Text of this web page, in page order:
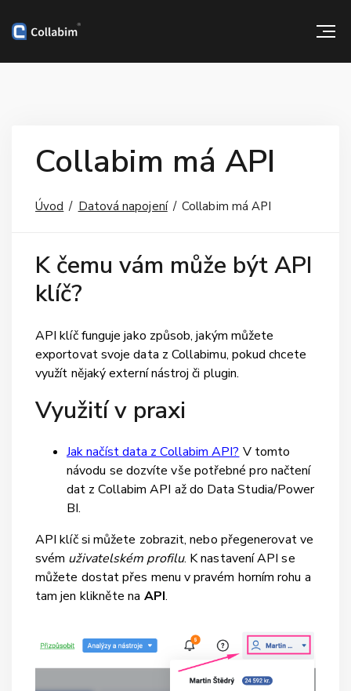
Collabim má API
Úvod Datová napojení Collabim má API
K čemu vám může být API
klíč?
API klíč funguje jako způsob, jakým můžete
exportovat svoje data z Collabimu, pokud chcete
využít nějaký externí nástroj či plugin.
Využití v praxi
Jak načíst data z Collabim API? V tomto
návodu se dozvíte vše potřebné pro načtení
dat z Collabim API až do Data Studia/Power
BI.
API klíč si můžete zobrazit, nebo přegenerovat ve
svém uživatelském profilu. K nastavení API se
můžete dostat přes menu v pravém horním rohu a
tam jen klikněte na API.